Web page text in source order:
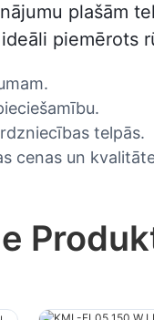
plašām
piemērots
telpās.
cenas un